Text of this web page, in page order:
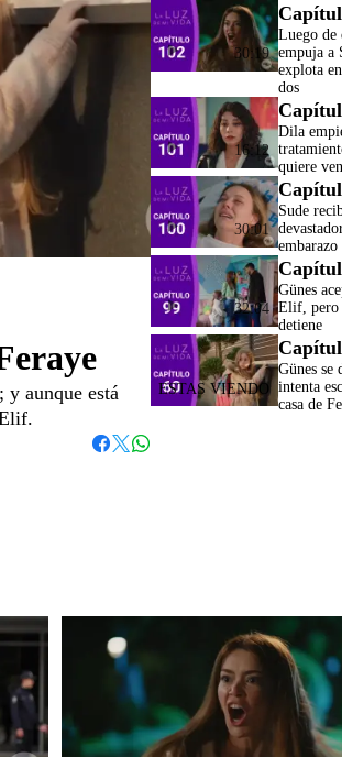
aunque está
30:19
Luego de
empuja a
explota
dos
16:12
Dila
quiere
30:01
Sude
embarazo
32:04
Günes
Elif, pero
detiene
Günes se
intenta
casa de